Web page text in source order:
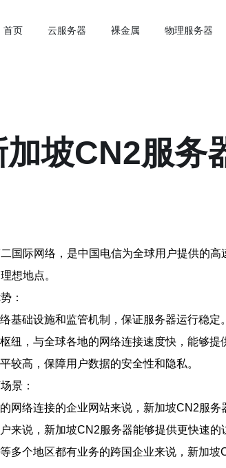
首页 云服务器 裸金属 物理服务器
加坡CN2服务
国际网络，是中国电信为全球用户提供的
想地点。
：
基础设施和监管机制，保证服务器运行稳定。
纽，与全球各地的网络连接速度快，能够提
较高，保障用户数据的安全性和隐私。
景：
网络连接的企业网站来说，新加坡CN2服务
来说，新加坡CN2服务器能够提供更快速的
多个地区都有业务的跨国企业来说，新加坡